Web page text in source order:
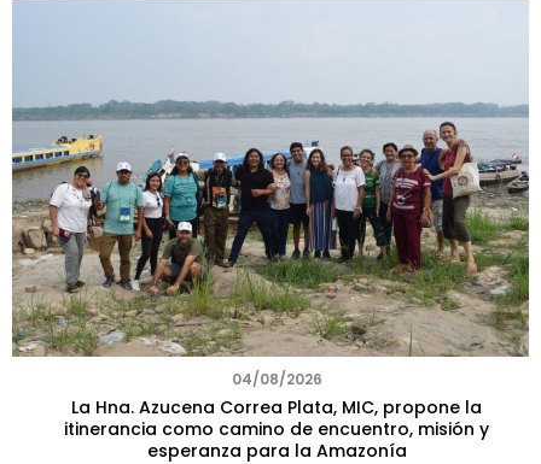
04/08/2026
La Hna. Azucena Correa Plata, MIC, propone la
itinerancia como camino de encuentro, misión y
esperanza para la Amazonía